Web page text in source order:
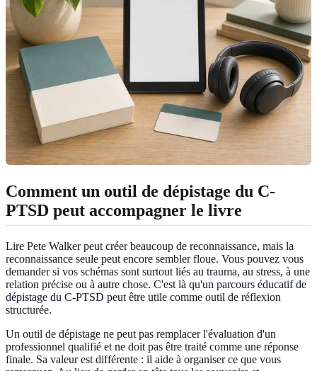
Comment un outil de dépistage du C-
PTSD peut accompagner le livre
Lire Pete Walker peut créer beaucoup de reconnaissance, mais la
reconnaissance seule peut encore sembler floue. Vous pouvez vous
demander si vos schémas sont surtout liés au trauma, au stress, à une
relation précise ou à autre chose. C'est là qu'un parcours éducatif de
dépistage du C-PTSD peut être utile comme outil de réflexion
structurée.
Un outil de dépistage ne peut pas remplacer l'évaluation d'un
professionnel qualifié et ne doit pas être traité comme une réponse
finale. Sa valeur est différente : il aide à organiser ce que vous